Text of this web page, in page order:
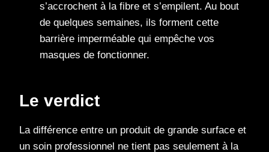
s’accrochent à la fibre et s’empilent. Au bout
de quelques semaines, ils forment cette
barrière imperméable qui empêche vos
masques de fonctionner.
Le verdict
La différence entre un produit de grande surface et
un soin professionnel ne tient pas seulement à la